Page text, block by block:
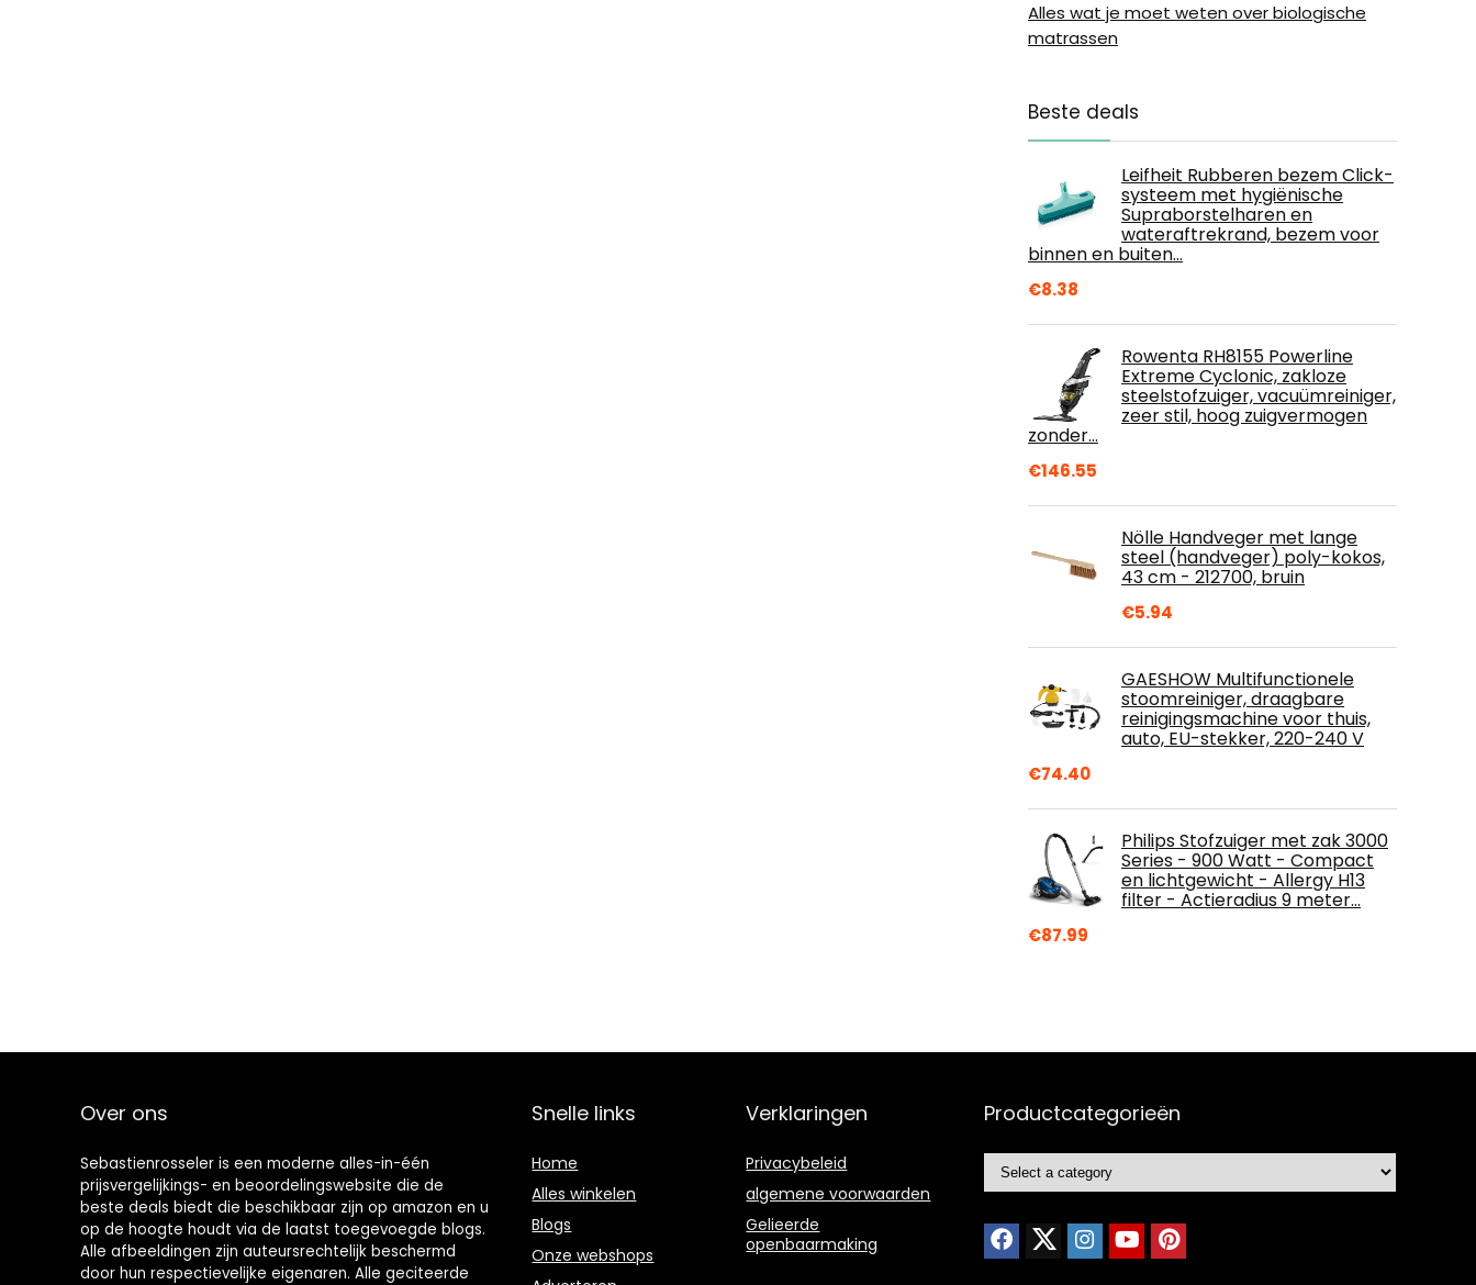
Alles wat je moet weten over biologische
matrassen
Beste deals
Leifheit Rubberen bezem Click-
systeem met hygiënische
Supraborstelharen en
wateraftrekrand, bezem voor
binnen en buiten…
€8.38
Rowenta RH8155 Powerline
Extreme Cyclonic, zakloze
steelstofzuiger, vacuümreiniger,
zeer stil, hoog zuigvermogen
zonder…
€146.55
Nölle Handveger met lange
steel (handveger) poly-kokos,
43 cm - 212700, bruin
€5.94
GAESHOW Multifunctionele
stoomreiniger, draagbare
reinigingsmachine voor thuis,
auto, EU-stekker, 220-240 V
€74.40
Philips Stofzuiger met zak 3000
Series - 900 Watt - Compact
en lichtgewicht - Allergy H13
filter - Actieradius 9 meter…
€87.99
Over ons
Sebastienrosseler is een moderne alles-in-één
prijsvergelijkings- en beoordelingswebsite die de
beste deals biedt die beschikbaar zijn op amazon en u
op de hoogte houdt via de laatst toegevoegde blogs.
Alle afbeeldingen zijn auteursrechtelijk beschermd
door hun respectievelijke eigenaren. Alle geciteerde
Snelle links
Home
Alles winkelen
Blogs
Onze webshops
Verklaringen
Privacybeleid
algemene voorwaarden
Gelieerde
openbaarmaking
Productcategorieën